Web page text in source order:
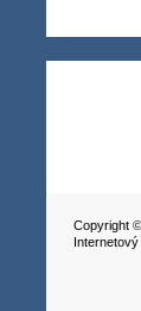
Copyright